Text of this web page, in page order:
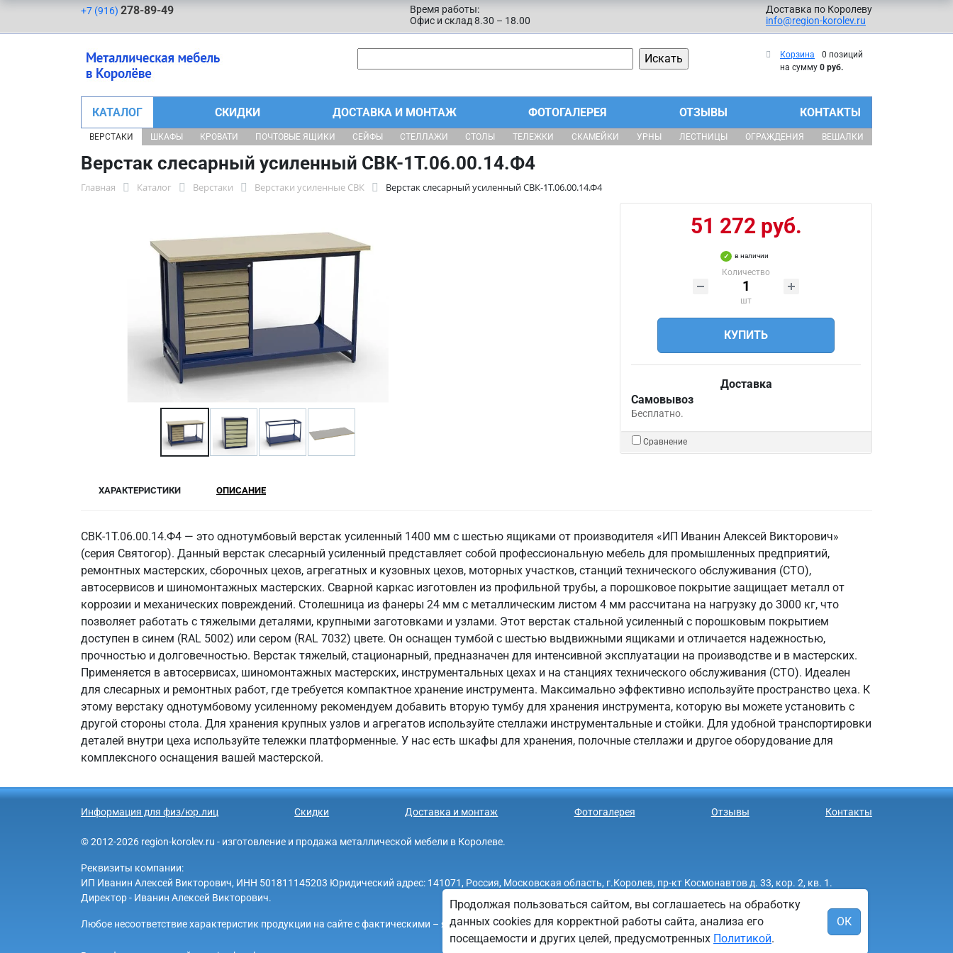
+7 (916) 278-89-49
Время работы:
Офис и склад 8.30 – 18.00
Доставка по Королеву
info@region-korolev.ru
Корзина
0 позиций
на сумму 0 руб.
КАТАЛОГ СКИДКИ ДОСТАВКА И МОНТАЖ ФОТОГАЛЕРЕЯ ОТЗЫВЫ КОНТАКТЫ
ВЕРСТАКИ ШКАФЫ КРОВАТИ ПОЧТОВЫЕ ЯЩИКИ СЕЙФЫ СТЕЛЛАЖИ СТОЛЫ ТЕЛЕЖКИ СКАМЕЙКИ УРНЫ ЛЕСТНИЦЫ ОГРАЖДЕНИЯ ВЕШАЛКИ
Верстак слесарный усиленный СВК-1Т.06.00.14.Ф4
Главная Каталог Верстаки Верстаки усиленные СВК Верстак слесарный усиленный СВК-1Т.06.00.14.Ф4
51 272 руб.
в наличии
Количество
шт
КУПИТЬ
Доставка
Самовывоз
Бесплатно.
Сравнение
ХАРАКТЕРИСТИКИ ОПИСАНИЕ
СВК-1Т.06.00.14.Ф4 — это однотумбовый верстак усиленный 1400 мм с шестью ящиками от производителя «ИП Иванин Алексей Викторович»
(серия Святогор). Данный верстак слесарный усиленный представляет собой профессиональную мебель для промышленных предприятий,
ремонтных мастерских, сборочных цехов, агрегатных и кузовных цехов, моторных участков, станций технического обслуживания (СТО),
автосервисов и шиномонтажных мастерских. Сварной каркас изготовлен из профильной трубы, а порошковое покрытие защищает металл от
коррозии и механических повреждений. Столешница из фанеры 24 мм с металлическим листом 4 мм рассчитана на нагрузку до 3000 кг, что
позволяет работать с тяжелыми деталями, крупными заготовками и узлами. Этот верстак стальной усиленный с порошковым покрытием
доступен в синем (RAL 5002) или сером (RAL 7032) цвете. Он оснащен тумбой с шестью выдвижными ящиками и отличается надежностью,
прочностью и долговечностью. Верстак тяжелый, стационарный, предназначен для интенсивной эксплуатации на производстве и в мастерских.
Применяется в автосервисах, шиномонтажных мастерских, инструментальных цехах и на станциях технического обслуживания (СТО). Идеален
для слесарных и ремонтных работ, где требуется компактное хранение инструмента. Максимально эффективно используйте пространство цеха. К
этому верстаку однотумбовому усиленному рекомендуем добавить вторую тумбу для хранения инструмента, которую вы можете установить с
другой стороны стола. Для хранения крупных узлов и агрегатов используйте стеллажи инструментальные и стойки. Для удобной транспортировки
деталей внутри цеха используйте тележки платформенные. У нас есть шкафы для хранения, полочные стеллажи и другое оборудование для
комплексного оснащения вашей мастерской.
Информация для физ/юр.лиц Скидки Доставка и монтаж Фотогалерея Отзывы Контакты
© 2012-2026 region-korolev.ru - изготовление и продажа металлической мебели в Королеве.
Реквизиты компании:
ИП Иванин Алексей Викторович, ИНН 501811145203 Юридический адрес: 141071, Россия, Московская область, г.Королев, пр-кт Космонавтов д. 33, кор. 2, кв. 1.
Директор - Иванин Алексей Викторович.
Любое несоответствие характеристик продукции на сайте с фактическими – является опечаткой.
Продолжая пользоваться сайтом, вы соглашаетесь на обработку
данных cookies для корректной работы сайта, анализа его
посещаемости и других целей, предусмотренных Политикой.
ОК